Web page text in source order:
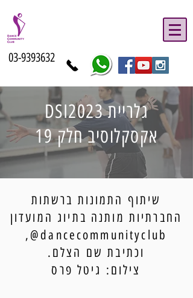
03-9393632
גלריית DSI2023
אקסקלוסיב חלק 19
שיתוף התמונות ברשתות
החברתיות מותנה בתיוג המועדון
dancecommunityclub@,
וכתיבת שם הצלם.
צילום: גיטל פרס